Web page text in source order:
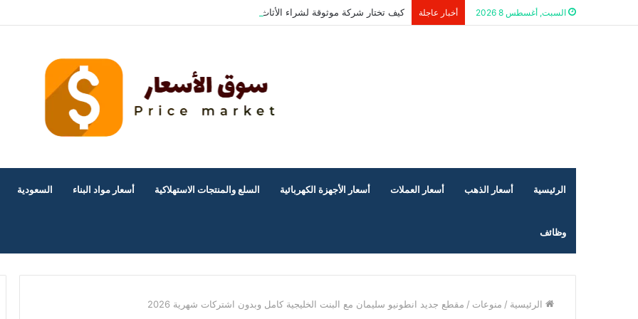
السبت, أغسطس 8 2026 أخبار عاجلة كيف تختار شركة موثوقة لشراء الأثاث المستعمل بالرياض؟
الرئيسية أسعار الذهب أسعار العملات أسعار الأجهزة الكهربائية السلع والمنتجات الاستهلاكية أسعار مواد البناء السعودية
وظائف
الرئيسية / منوعات / مقطع جديد انطونيو سليمان مع البنت الخليجية كامل وبدون اشتركات شهرية 2026